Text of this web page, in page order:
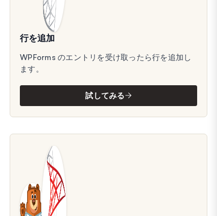
行を追加
WPForms のエントリを受け取ったら行を追加し
ます。
試してみる